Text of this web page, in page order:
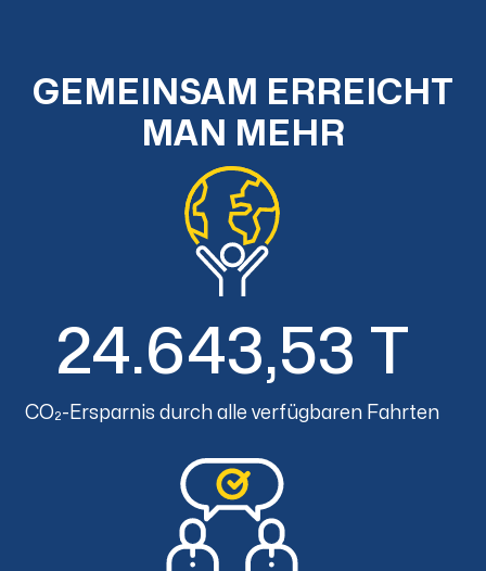
GEMEINSAM ERREICHT
MAN MEHR
24.643,53 T
CO₂-Ersparnis durch alle verfügbaren Fahrten